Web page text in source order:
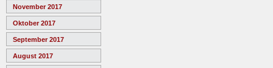
November 2017
Oktober 2017
September 2017
August 2017